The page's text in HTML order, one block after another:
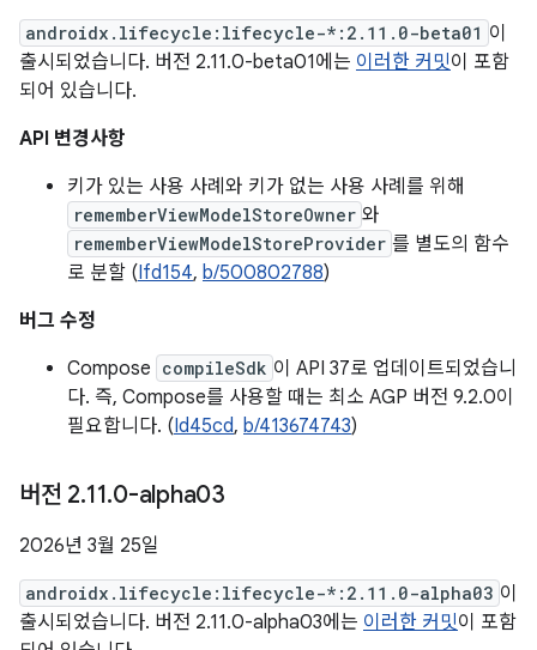
androidx.lifecycle:lifecycle-*:2.11.0-beta01 이
출시되었습니다. 버전 2.11.0-beta01에는 이러한 커밋이 포함
되어 있습니다.
API 변경사항
키가 있는 사용 사례와 키가 없는 사용 사례를 위해
rememberViewModelStoreOwner 와
rememberViewModelStoreProvider 를 별도의 함수
로 분할 (Ifd154, b/500802788)
버그 수정
Compose compileSdk 이 API 37로 업데이트되었습니
다. 즉, Compose를 사용할 때는 최소 AGP 버전 9.2.0이
필요합니다. (Id45cd, b/413674743)
버전 2.11.0-alpha03
2026년 3월 25일
androidx.lifecycle:lifecycle-*:2.11.0-alpha03 이
출시되었습니다. 버전 2.11.0-alpha03에는 이러한 커밋이 포함